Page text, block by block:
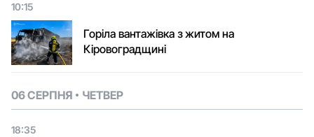
10:15
Горіла вантажівка з житом на
Кіровоградщині
06 СЕРПНЯ ЧЕТВЕР
18:35